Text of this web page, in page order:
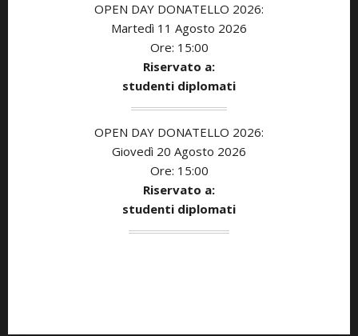
OPEN DAY DONATELLO 2026:
Martedì 11 Agosto 2026
Ore: 15:00
Riservato a:
studenti diplomati
OPEN DAY DONATELLO 2026:
Giovedì 20 Agosto 2026
Ore: 15:00
Riservato a:
studenti diplomati